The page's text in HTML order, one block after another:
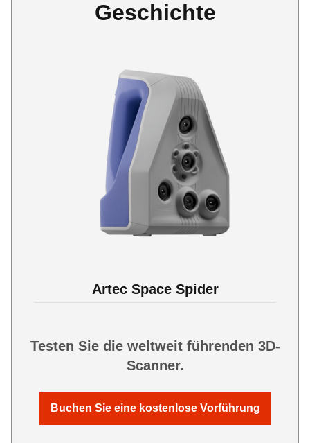
Geschichte
Artec Space Spider
Testen Sie die weltweit führenden 3D-
Scanner.
Buchen Sie eine kostenlose Vorführung